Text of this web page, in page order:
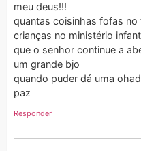
meu deus!!!
quantas coisinhas fofas
crianças no ministério
que o senhor continue a
um grande bjo
quando puder dá uma
paz
Responder